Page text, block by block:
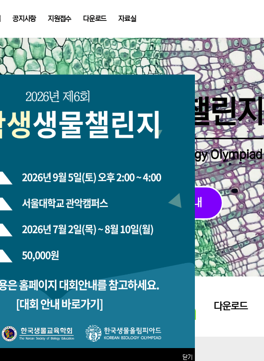
공지사항 지원접수 다운로드 자료실
중학생생물챌린지
Middle School Korea Biology Olympiad
2026 대회 접수 안내
지원접수 다운로드
닫기